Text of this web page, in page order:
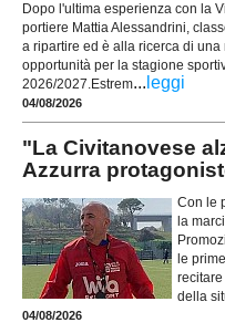
Dopo l'ultima esperienza con la
portiere Mattia Alessandrini,
a ripartire ed è alla ricerca di una
opportunità per la stagione
2026/2027.Estrem... leggi
04/08/2026
"La Civitanovese
Azzurra
Con le
la
le
della
04/08/2026